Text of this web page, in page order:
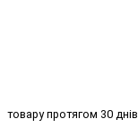
товару протягом 30 днів